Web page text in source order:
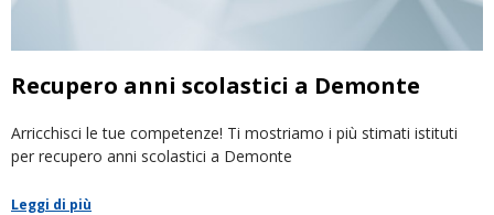
Recupero anni scolastici a Demonte
Arricchisci le tue competenze! Ti mostriamo i più stimati istituti
per recupero anni scolastici a Demonte
Leggi di più